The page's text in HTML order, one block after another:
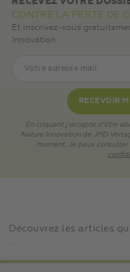
CONTRE LA PERTE DE
Et inscrivez-vous
Innovation
En cliquant j’accepte d’être
Nature Innovation de JMD
moment. Je peux consulter
Découvrez les articles
...